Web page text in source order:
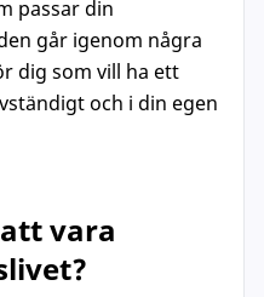
passar din
går igenom några
dig som vill ha ett
och i din egen
vara